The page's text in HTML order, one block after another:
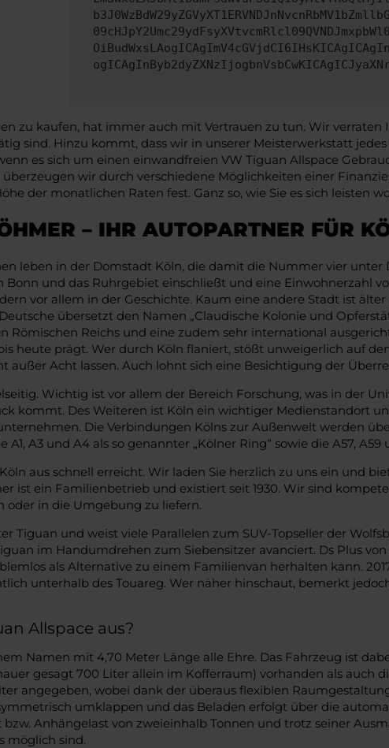
zu kaufen, hat immer auch mit Vertrauen zu tun. Wir
sind. Hinzu kommt, dass wir in unserer Meisterwerkstatt
es sich um einen einwandfreien VW Tiguan Allspace
wir durch verschiedene Möglichkeiten einer
der monatlichen Raten fest. Ganz so, wie Sie es sich leisten
– IHR AUTOPARTNER FÜR
leben in der Domstadt Köln, die damit die Nummer vier
und das Ruhrgebiet einschließt und eine Einwohnerzahl
vor allem in der Geschichte. Kaum eine andere Stadt ist
übersetzt den Namen „Claudische Kolonie und
Römischen Reichs und eine zudem sehr international
heute prägt. Wer durch Köln flaniert, stößt unweigerlich auf
außer Acht lassen. Auch lohnt sich eine Besichtigung der
Wichtig ist vor allem der Bereich Forschung, was in der
kommt. Des Weiteren ist Köln ein wichtiger Medienstandort
Die Verbindungen Kölns zur Außenwelt werden
A3 und A4 als so genannter „Kölner Ring“ sowie die A57,
aus schnell erreicht. Wir laden Sie herzlich zu uns ein und
ist ein Familienbetrieb und existiert seit 1930. Wir sind
oder in die Umgebung zu liefern.
Tiguan und weist viele Parallelen zum SUV-Topseller der
im Handumdrehen zum Siebensitzer avanciert. Ds Plus
als Alternative zu einem Familienvan herhalten kann.
unterhalb des Touareg. Wer näher hinschaut, bemerkt
Allspace aus?
Namen mit 4,70 Meter Länge alle Ehre. Das Fahrzeug ist
gesagt 700 Liter allein im Kofferraum) vorhanden als auch
angegeben, wobei dank der überaus flexiblen
umklappen und das Beladen erfolgt über die
Anhängelast von zweieinhalb Tonnen und trotz seiner
möglich sind.